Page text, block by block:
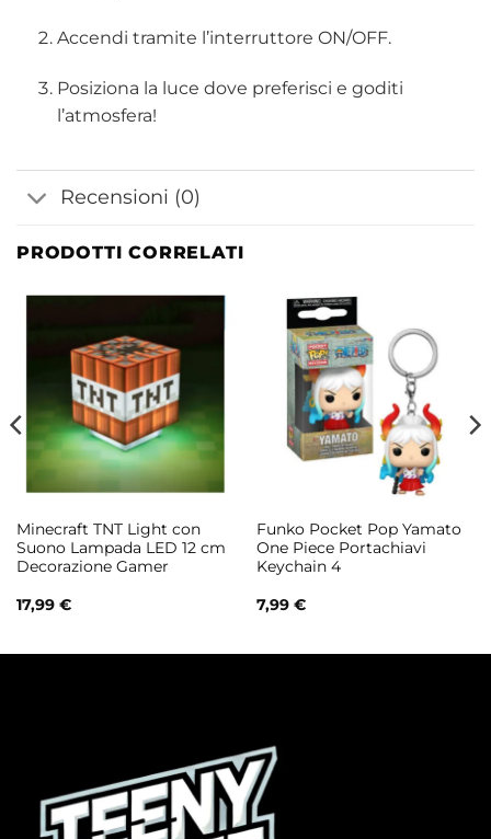
Accendi tramite l’interruttore ON/OFF.
Posiziona la luce dove preferisci e goditi
l’atmosfera!
Recensioni (0)
PRODOTTI CORRELATI
Minecraft TNT Light con
Suono Lampada LED 12 cm
Decorazione Gamer
17,99 €
Funko Pocket Pop Yamato
One Piece Portachiavi
Keychain 4
7,99 €